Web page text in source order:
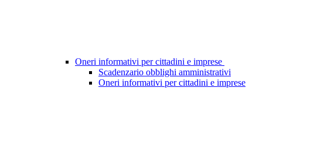
Oneri informativi per cittadini e imprese
Scadenzario obblighi amministrativi
Oneri informativi per cittadini e imprese